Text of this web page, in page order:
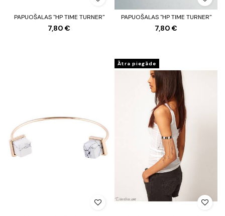
PAPUOŠALAS "HP TIME TURNER"
7,80 €
PAPUOŠALAS "HP TIME TURNER"
7,80 €
Ātra piegāde